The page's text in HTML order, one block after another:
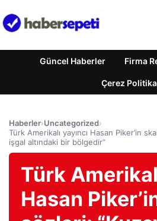
Güncel Haberler Firma
Çerez
Haberler›Uncategorized›
Türk Amerikalı yayıncı Hasan Piker’in
işgal altındaki bir bölgedir”
Türk
Hasan